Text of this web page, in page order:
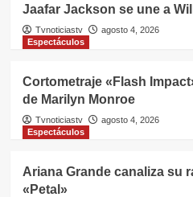
Jaafar Jackson se une a
Tvnoticiastv
agosto 4, 2026
Espectáculos
Cortometraje «Flash
de Marilyn Monroe
Tvnoticiastv
agosto 4, 2026
Espectáculos
Ariana Grande canaliza su
«Petal»